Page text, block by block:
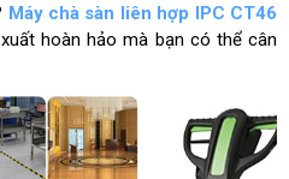
Máy chà sàn liên hợp IPC CT46
hoàn hảo mà bạn có thể cân